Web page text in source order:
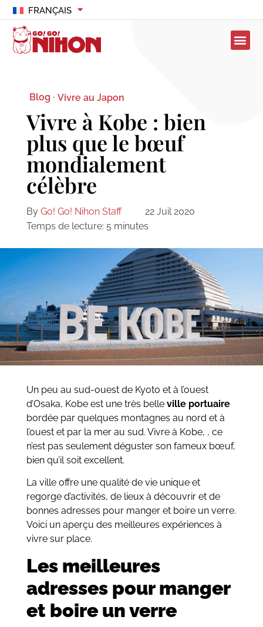
FRANÇAIS
Blog · Vivre au Japon
Vivre à Kobe : bien
plus que le bœuf
mondialement
célèbre
By Go! Go! Nihon Staff
22 Juil 2020
Temps de lecture: 5 minutes
Un peu au sud-ouest de Kyoto et à l’ouest
d’Osaka, Kobe est une très belle ville portuaire
bordée par quelques montagnes au nord et à
l’ouest et par la mer au sud. Vivre à Kobe, , ce
n’est pas seulement déguster son fameux bœuf,
bien qu’il soit excellent.
La ville offre une qualité de vie unique et
regorge d’activités, de lieux à découvrir et de
bonnes adresses pour manger et boire un verre.
Voici un aperçu des meilleures expériences à
vivre sur place.
Les meilleures
adresses pour manger
et boire un verre